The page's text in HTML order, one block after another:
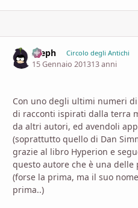
Aleph Circolo degli Antichi
15 Gennaio 201313 anni
Con uno degli ultimi numeri
di racconti ispirati dalla terra
da altri autori, ed avendoli
(soprattutto quello di Dan
grazie al libro Hyperion e
questo autore che è una
(forse la prima, ma il suo
prima..)